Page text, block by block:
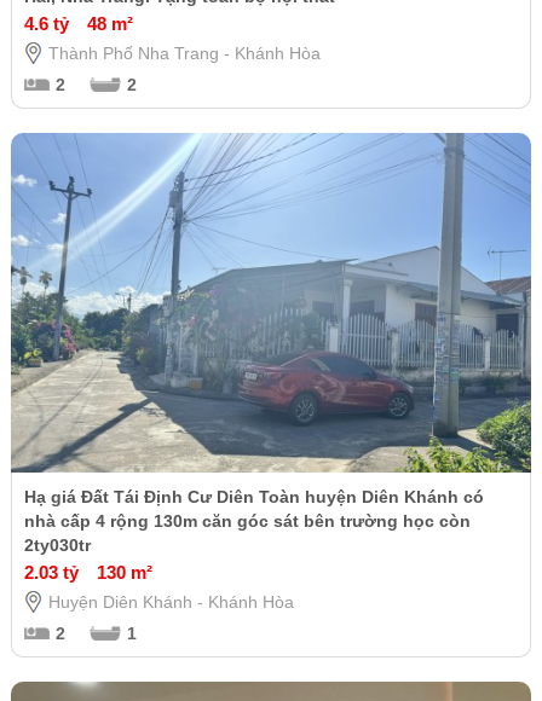
4.6 tỷ 48 m²
Thành Phố Nha Trang - Khánh Hòa
2
2
Hạ giá Đất Tái Định Cư Diên Toàn huyện Diên Khánh có
nhà cấp 4 rộng 130m căn góc sát bên trường học còn
2ty030tr
2.03 tỷ 130 m²
Huyện Diên Khánh - Khánh Hòa
2
1